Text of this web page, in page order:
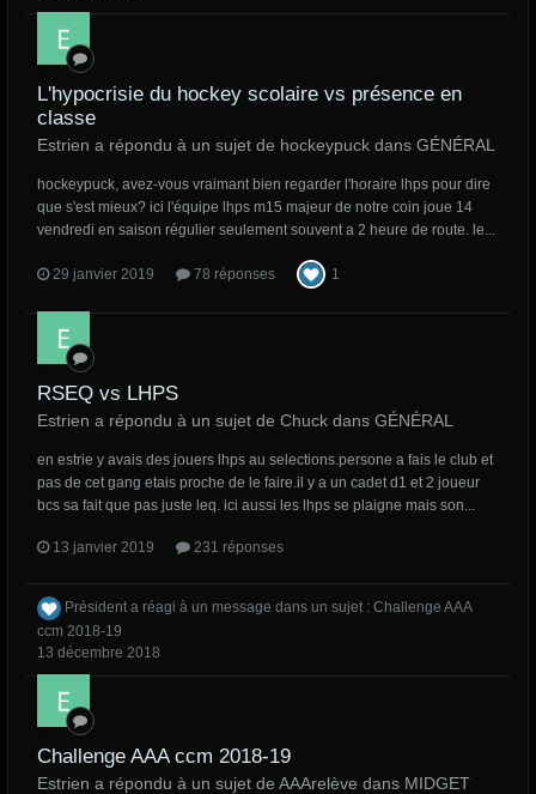
L'hypocrisie du hockey scolaire vs présence en
classe
Estrien a répondu à un sujet de hockeypuck dans GÉNÉRAL
hockeypuck, avez-vous vraimant bien regarder l'horaire lhps pour dire
que s'est mieux? ici l'équipe lhps m15 majeur de notre coin joue 14
vendredi en saison régulier seulement souvent a 2 heure de route. le...
29 janvier 2019 78 réponses 1
RSEQ vs LHPS
Estrien a répondu à un sujet de Chuck dans GÉNÉRAL
en estrie y avais des jouers lhps au selections.persone a fais le club et
pas de cet gang etais proche de le faire.il y a un cadet d1 et 2 joueur
bcs sa fait que pas juste leq. ici aussi les lhps se plaigne mais son...
13 janvier 2019 231 réponses
Président a réagi à un message dans un sujet : Challenge AAA
ccm 2018-19
13 décembre 2018
Challenge AAA ccm 2018-19
Estrien a répondu à un sujet de AAArelève dans MIDGET